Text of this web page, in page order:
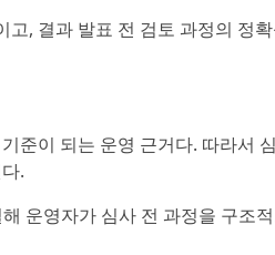
, 결과 발표 전 검토 과정의 정
준이 되는 운영 근거다. 따라서
.
운영자가 심사 전 과정을 구조